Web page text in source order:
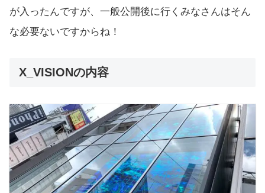
が入ったんですが、一般公開後に行くみなさんはそん
な必要ないですからね！
X_VISIONの内容